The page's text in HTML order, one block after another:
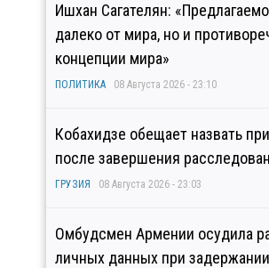
Ишхан Сагателян:
далеко от мира, но и
концепции мира»
ПОЛИТИКА 08 Августа 2026 - 23:10
Кобахидзе обещает назвать
после завершения
ГРУЗИЯ 08 Августа 2026 - 23:03
Омбудсмен Армении осудила
личных данных при